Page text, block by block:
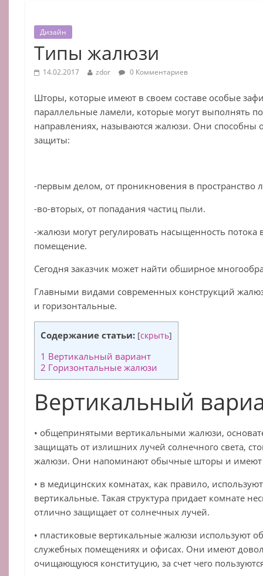
Дизайн
Типы жалюзи
14.02.2017 zdor 0 Комментариев
Шторы, которые имеют в своем составе особые
параллельные ламели, которые могут выполнять
направлениях, называются жалюзи. Они способны
защиты:
-первым делом, от проникновения в пространство
-во-вторых, от попадания частиц пыли.
-жалюзи могут регулировать насыщенность потока
помещение.
Сегодня заказчик может найти обширное
Главными видами современных конструкций
и горизонтальные.
Содержание статьи: [скрыть]
1 Вертикальный вариант
2 Горизонтальные жалюзи
Вертикальный
• общепринятыми вертикальными жалюзи,
защищать от излишних лучей солнечного света,
жалюзи. Они напоминают обычные шторы и
• в медицинских комнатах, как правило,
вертикальные. Такая структура придает комнате
отлично защищает от солнечных лучей.
• пластиковые вертикальные жалюзи используют
служебных помещениях и офисах. Они имеют
очищающуюся конституцию, за счет чего